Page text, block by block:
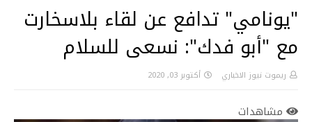
"يونامي" تدافع عن لقاء بلاسخارت
مع "أبو فدك": نسعى للسلام
ريموت نيوز الاخباري أكتوبر 03, 2020
مشاهدات